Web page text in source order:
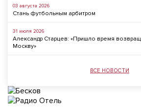
03 августа 2026
Стань футбольным арбитром
31 июля 2026
Александр Старцев: «Пришло время
Москву»
ВСЕ НОВОСТИ